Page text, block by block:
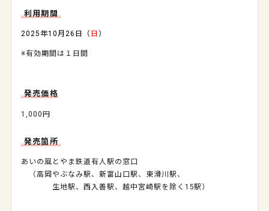
利用期間
2025年10月26日（ 日 ）
※有効期間は１日間
発売価格
1,000円
発売箇所
あいの風とやま鉄道有人駅の窓口
（高岡やぶなみ駅、新富山口駅、東滑川駅、
生地駅、西入善駅、越中宮崎駅を除く15駅）